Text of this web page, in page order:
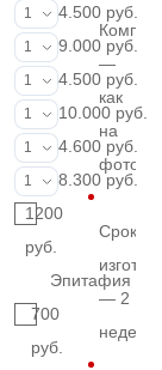
ФИО и даты
1
4.500 руб.
ФИО и даты
1
9.000 руб.
Портрет
1
4.500 руб.
Портрет
1
10.000 руб.
Фотокерамика
1
4.600 руб.
Фото на
1
8.300 руб.
1200
руб.
Эпитафия
700
руб.
—
как
на
фото
Срок
— 2
недели